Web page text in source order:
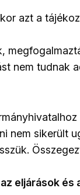
azt a
nem tudnak
nem sikerült
eljárások és